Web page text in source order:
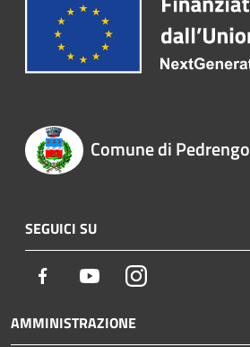
Comune di Pedrengo
SEGUICI SU
Facebook YoutubeInstagram
AMMINISTRAZIONE